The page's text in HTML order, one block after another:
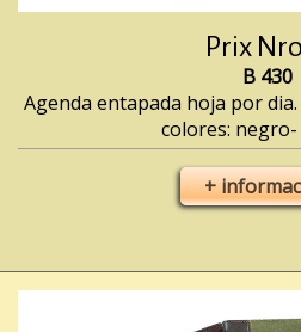
Prix
B 430
Agenda entapada hoja por dia.
colores:
+